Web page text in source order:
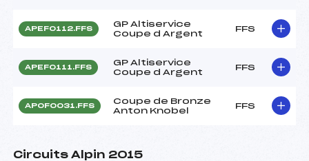
APEF0112.FFS
GP Altiservice
Coupe d Argent
FFS
APEF0111.FFS
GP Altiservice
Coupe d Argent
FFS
APOF0031.FFS
Coupe de Bronze
Anton Knobel
FFS
Circuits Alpin 2015